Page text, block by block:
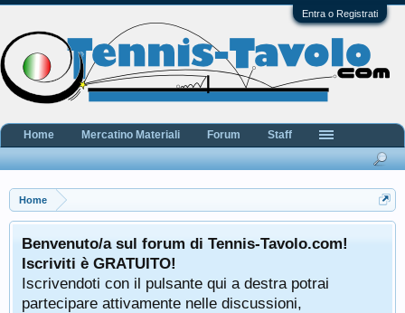
Entra o Registrati
Home
Benvenuto/a sul forum di Tennis-Tavolo.com!
Iscriviti è GRATUITO!
Iscrivendoti con il pulsante qui a destra potrai
partecipare attivamente nelle discussioni,
Home Mercatino Materiali Forum Staff